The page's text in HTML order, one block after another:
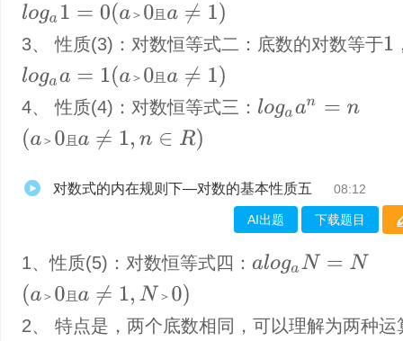
loga1 0 ＞ 且
(a＞ 且a≠1)
3、 性质(3)：对数恒等式二：底数的对数等于1
logaa 1 ＞ 且
(a＞ 且a≠1
4、 性质(4)：对数恒等式三： logaa =n
＞ 且
(a＞ 且 a≠1, n∈R )
对数式的内在规则下—对数的基本性质五 08:12
AI出题 下载题目
1、​性质(5)：对数恒等式四： alogaN N
＞ 且 ＞
(a＞ 且 a≠1, N＞ )
2、 特点是，两个底数相同，可以理解为两种运